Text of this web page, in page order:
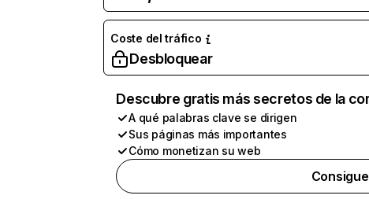
Coste del tráfico
Desbloquear
Descubre gratis más secretos de la
A qué palabras clave se dirigen
Sus páginas más importantes
Cómo monetizan su web